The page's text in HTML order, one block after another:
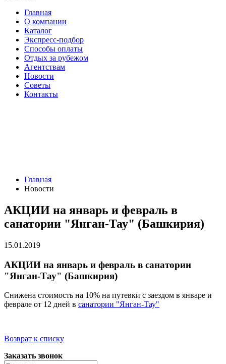
Главная
О компании
Каталог
Экспресс-подбор
Способы оплаты
Отдых за рубежом
Агентствам
Новости
Советы
Контакты
Главная
Новости
АКЦИИ на январь и февраль в
санатории "Янган-Тау" (Башкирия)
15.01.2019
АКЦИИ на январь и февраль в санатории
"Янган-Тау" (Башкирия)
Снижена стоимость на 10% на путевки с заездом в январе и
феврале от 12 дней в санатории "Янган-Тау"
Возврат к списку
Заказать звонок